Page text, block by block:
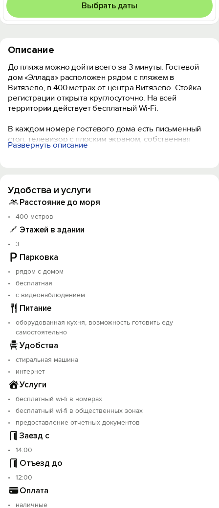
Выбрать даты
Описание
До пляжа можно дойти всего за 3 минуты. Гостевой
дом «Эллада» расположен рядом с пляжем в
Витязево, в 400 метрах от центра Витязево. Стойка
регистрации открыта круглосуточно. На всей
территории действует бесплатный Wi-Fi.
В каждом номере гостевого дома есть письменный
стол, телевизор с плоским экраном, собственная
ванная комната, полотенца и постельное белье.
Курортный поселок Джемете находится в 1,6 км.
Расстояние до аэропорта Анапы составляет 9 км. За
трансфер от/до аэропорта.
Мы понимаем, насколько важны для Вас комфорт и
спокойствие, и готовы обеспечить Вас и тем, и другим
за демократичную цену, которая Вам, мы уверены,
понравится.
Объект прошёл классификацию. Номер реестровой
записи: С232024015963.
Развернуть описание
Удобства и услуги
Расстояние до моря
400 метров
Этажей в здании
3
Парковка
рядом с домом
бесплатная
с видеонаблюдением
Питание
оборудованная кухня, возможность готовить еду
самостоятельно
Удобства
стиральная машина
интернет
Услуги
бесплатный wi-fi в номерах
бесплатный wi-fi в общественных зонах
предоставление отчетных документов
Заезд с
14:00
Отъезд до
12:00
Оплата
наличные